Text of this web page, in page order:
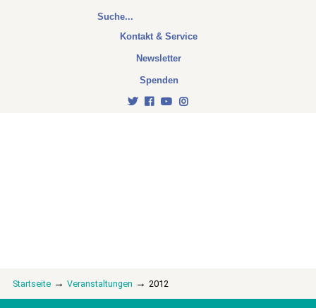
Kontakt & Service
Newsletter
Spenden
Startseite → Veranstaltungen → 2012